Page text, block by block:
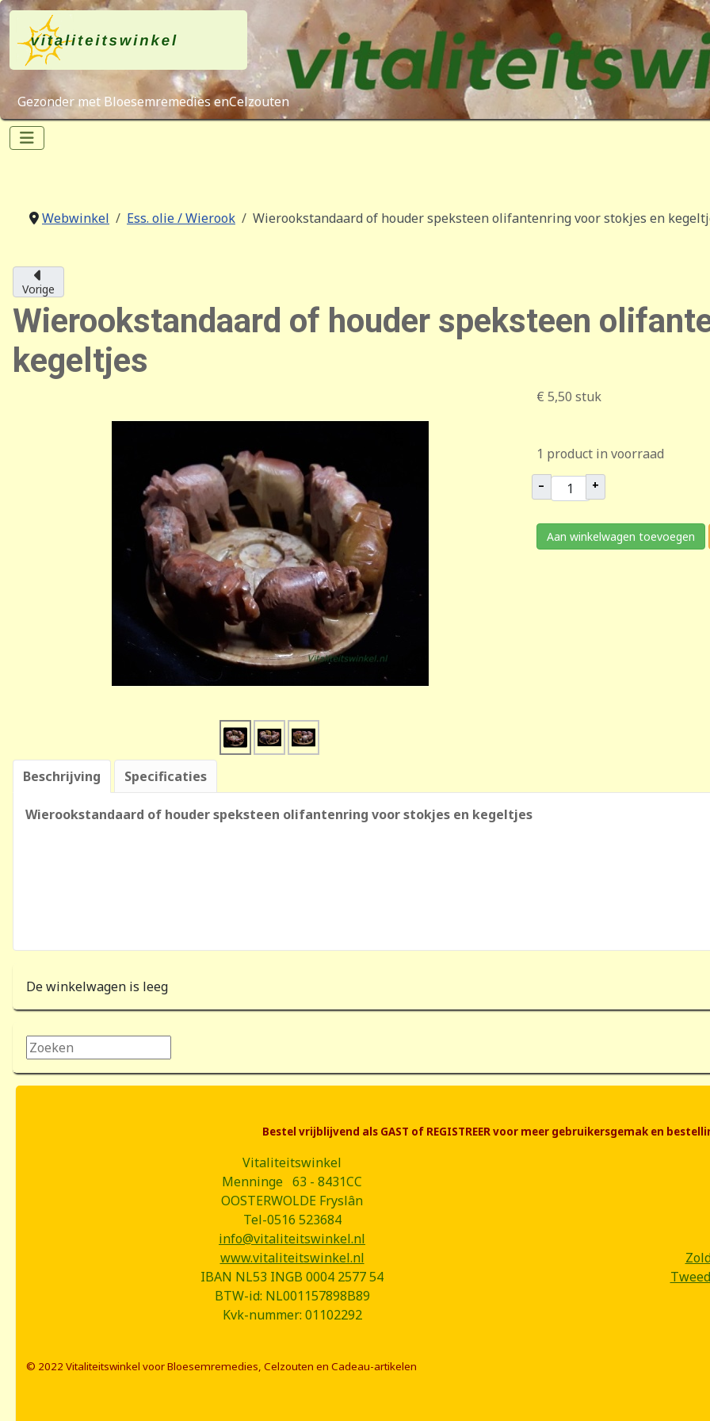
Gezonder met Bloesemremedies enCelzouten
Webwinkel Ess. olie / Wierook Wierookstandaard of houder speksteen olifantenring voor stokjes en
Vorige
Wierookstandaard of houder speksteen
kegeltjes
€ 5,50 stuk
1 product in voorraad
– +
Aan winkelwagen toevoegen
Beschrijving Specificaties
Wierookstandaard of houder speksteen olifantenring voor stokjes en kegeltjes
De winkelwagen is leeg
Zoeken...
Bestel vrijblijvend als GAST of REGISTREER voor meer gebruikersgemak en
Vitaliteitswinkel
Menninge 63 - 8431CC
OOSTERWOLDE Fryslân
Tel-0516 523684
info@vitaliteitswinkel.nl
www.vitaliteitswinkel.nl
IBAN NL53 INGB 0004 2577 54
BTW-id: NL001157898B89
Kvk-nummer: 01102292
© 2022 Vitaliteitswinkel voor Bloesemremedies, Celzouten en Cadeau-artikelen